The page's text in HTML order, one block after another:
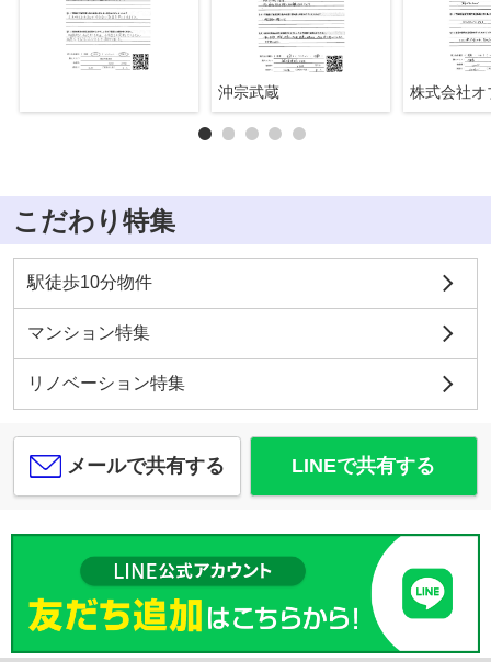
沖宗武蔵
こだわり特集
駅徒歩10分物件
マンション特集
リノベーション特集
メールで共有する LINEで共有する